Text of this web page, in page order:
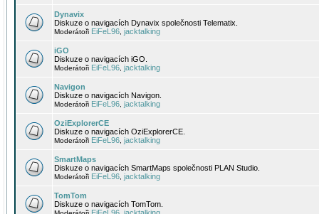
Dynavix
Diskuze o navigacích Dynavix společnosti Telematix.
Moderátoři EiFeL96 jacktalking
iGO
Diskuze o navigacích iGO.
Moderátoři EiFeL96 jacktalking
Navigon
Diskuze o navigacích Navigon.
Moderátoři EiFeL96 jacktalking
OziExplorerCE
Diskuze o navigacích OziExplorerCE.
Moderátoři EiFeL96 jacktalking
SmartMaps
Diskuze o navigacích SmartMaps společnosti PLAN Studio.
Moderátoři EiFeL96 jacktalking
TomTom
Diskuze o navigacích TomTom.